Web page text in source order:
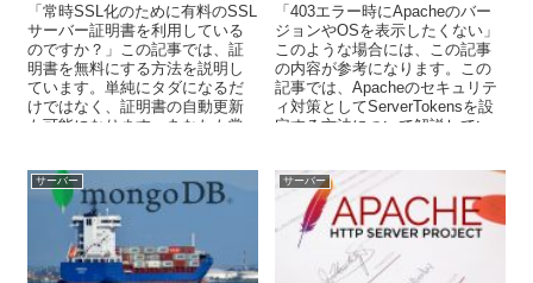
「常時SSL化のために有料のSSL
サーバー証明書を利用している
のですか？」この記事では、証
明書を無料にする方法を説明し
ています。単純にタダになるだ
けではなく、証明書の自動更新
も可能になります。あなたも常
「403エラー時にApacheのバー
ジョンやOSを表示したくない」
このような場合には、この記事
の内容が参考になります。この
記事では、Apacheのセキュリテ
ィ対策としてServerTokensを設
定する方法について解説してい
サーバー サーバー